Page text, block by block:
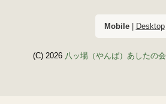
Mobile| Desktop
(C) 2026 八ッ場（やんば）あしたの会